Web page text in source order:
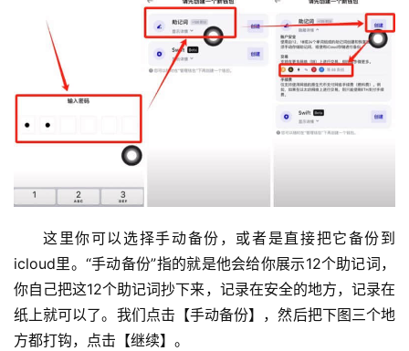
这里你可以选择手动备份，或者是直接把它备份到
icloud里。“手动备份”指的就是他会给你展示12个助记词，
你自己把这12个助记词抄下来，记录在安全的地方，记录在
纸上就可以了。我们点击【手动备份】，然后把下图三个地
方都打钩，点击【继续】。